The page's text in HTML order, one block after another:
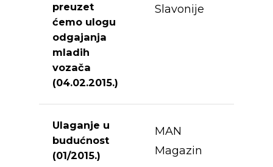
preuzet
ćemo ulogu
odgajanja
mladih
vozača
(04.02.2015.)
Slavonije
Ulaganje u
budućnost
(01/2015.)
MAN
Magazin